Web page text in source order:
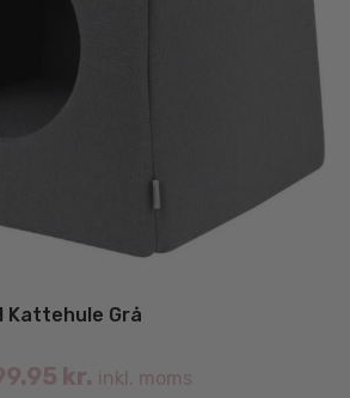
Kattehule Grå
kr. inkl. moms